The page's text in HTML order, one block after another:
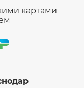
картами